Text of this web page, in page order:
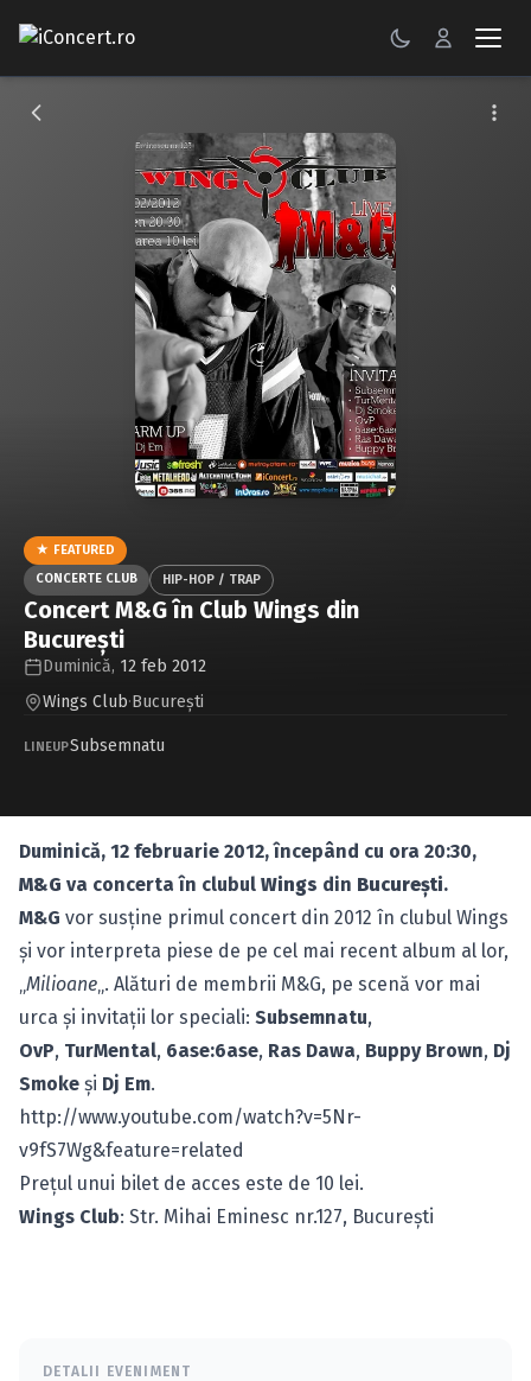
CONCERTE
Caută în site...
★ FEATURED
CONCERTE CLUB
HIP-HOP / TRAP
Concert M&G în Club Wings din
Bucureşti
Duminică, 12 feb 2012
Wings Club·Bucureşti
LINEUPSubsemnatu
Duminică, 12 februarie 2012, începând cu ora 20:30,
M&G va concerta în clubul Wings din Bucureşti.
M&G vor susţine primul concert din 2012 în clubul Wings
şi vor interpreta piese de pe cel mai recent album al lor,
„Milioane„. Alături de membrii M&G, pe scenă vor mai
urca şi invitaţii lor speciali: Subsemnatu,
OvP, TurMental, 6ase:6ase, Ras Dawa, Buppy Brown, Dj
Smoke şi Dj Em.
http://www.youtube.com/watch?v=5Nr-
v9fS7Wg&feature=related
Preţul unui bilet de acces este de 10 lei.
Wings Club: Str. Mihai Eminesc nr.127, Bucureşti
DETALII EVENIMENT